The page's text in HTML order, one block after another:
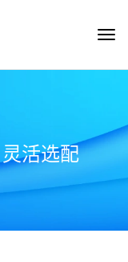
灵活选配